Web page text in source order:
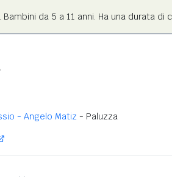
da 5 a 11 anni. Ha una durata di
- Angelo Matiz - Paluzza